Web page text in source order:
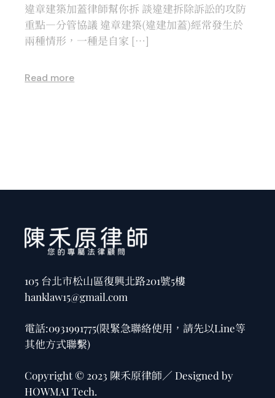
違章建築加蓋律師幫你拆 談違建拆除訴訟的攻防
重點—分管協議 違章建築(違建加蓋)經常發生於
兩種情形，一種是自家 […]
Read more
105 台北市松山區復興北路201號5樓
hanklaw15@gmail.com
電話:0931991775(限緊急聯絡使用，請先以Line等
其他方式聯繫)
Copyright © 2023 陳禾原律師／ Designed by
HOWMAI Tech.